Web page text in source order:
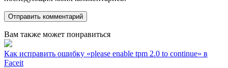
Вам также может понравиться
Как исправить ошибку «please enable tpm 2.0 to continue» в
Faceit